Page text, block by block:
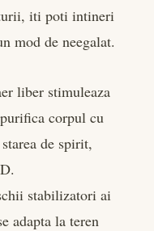
iti poti intineri
mod de neegalat.
liber stimuleaza
corpul cu
de spirit,
stabilizatori ai
adapta la teren